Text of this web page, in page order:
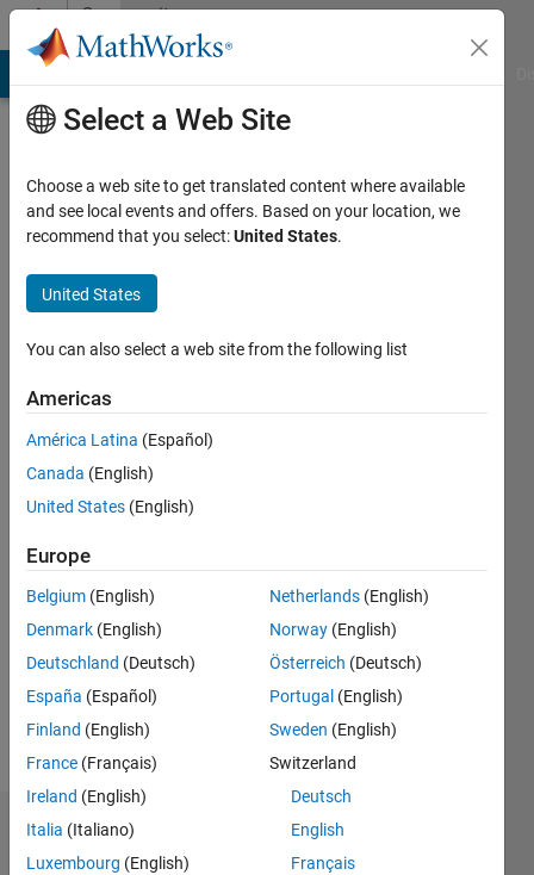
Skip to contentCommunity
Profile
青
柳
seen: 2
years
since
Followers:
Following:
Follow
Dashboard
Select a Web Site
Choose a web site to get translated content where available
and see local events and offers. Based on your location, we
recommend that you select:United States.
United States
You can also select a web site from the following list
Americas
América Latina (Español)
Canada (English)
United States (English)
Europe
Belgium (English)
Denmark (English)
Deutschland (Deutsch)
España (Español)
Finland (English)
France (Français)
Ireland (English)
Italia (Italiano)
Luxembourg (English)
Netherlands (English)
Norway (English)
Österreich (Deutsch)
Portugal (English)
Sweden (English)
Switzerland
Deutsch
English
Français